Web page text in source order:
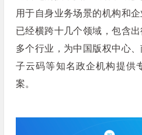
用于自身业务场景的机构和
已经横跨十几个领域，包含
多个行业，为中国版权中心
子云码等知名政企机构提供
案。